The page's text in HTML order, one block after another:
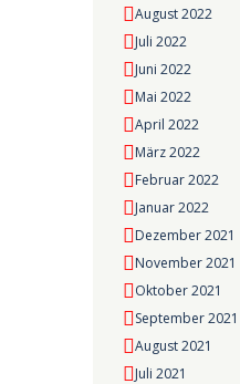
August 2022
Juli 2022
Juni 2022
Mai 2022
April 2022
März 2022
Februar 2022
Januar 2022
Dezember 2021
November 2021
Oktober 2021
September 2021
August 2021
Juli 2021